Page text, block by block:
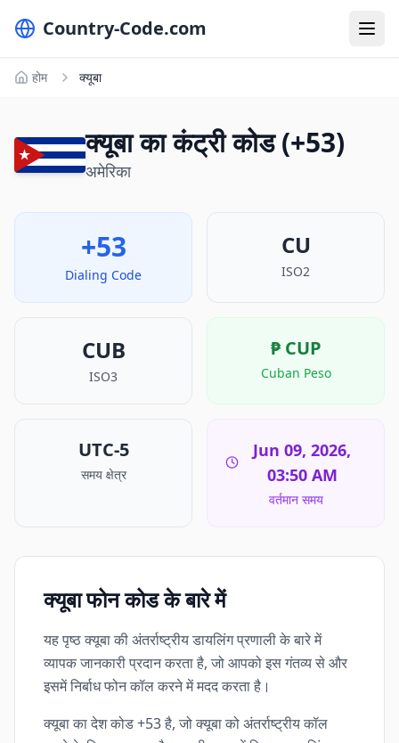
Country-Code.com
होम क्यूबा
क्यूबा का कंट्री कोड (+53)
अमेरिका
+53
Dialing Code
CU
ISO2
CUB
ISO3
₱ CUP
Cuban Peso
UTC-5
समय क्षेत्र
Jun 09, 2026,
03:50 AM
वर्तमान समय
क्यूबा फोन कोड के बारे में
यह पृष्ठ क्यूबा की अंतर्राष्ट्रीय डायलिंग प्रणाली के बारे में
व्यापक जानकारी प्रदान करता है, जो आपको इस गंतव्य से और
इसमें निर्बाध फोन कॉल करने में मदद करता है।
क्यूबा का देश कोड +53 है, जो क्यूबा को अंतर्राष्ट्रीय कॉल